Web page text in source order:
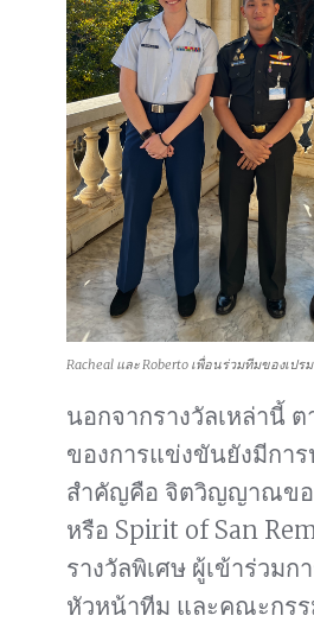
Racheal และ Roberto เพื่อนร่วมทีมของเปรม
นอกจากรางวัลเหล่านี้
ของการแข่งขันยังมีการ
สำคัญคือ จิตวิญญาณขอ
หรือ Spirit of San
รางวัลพิเศษ ผู้เข้าร่วมก
หัวหน้าทีม และคณะกร